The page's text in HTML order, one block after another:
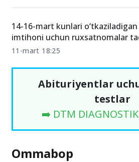
14-16-mart kunlari
imtihoni uchun ruxsatnomalar
11-mart 18:25
Abituriyentlar
testlar
➡️ DTM
Ommabop